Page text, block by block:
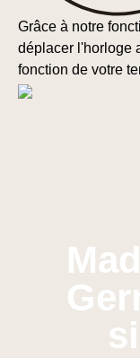
Grâce à notre
déplacer l'horloge
fonction de votre